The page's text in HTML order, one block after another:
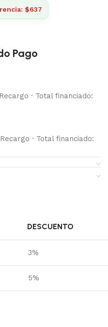
$637
Pago
· Total financiado:
· Total financiado:
DESCUENTO
3%
5%